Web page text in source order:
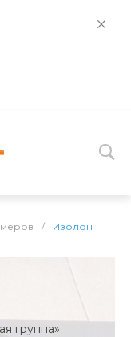
/ Изолон
группа»